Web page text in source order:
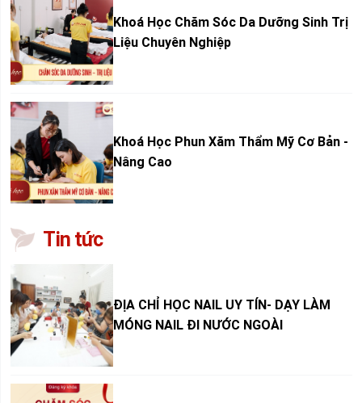
Khoá Học Chăm Sóc Da Dưỡng Sinh Trị
Liệu Chuyên Nghiệp
Khoá Học Phun Xăm Thẩm Mỹ Cơ Bản -
Nâng Cao
Tin tức
ĐỊA CHỈ HỌC NAIL UY TÍN- DẠY LÀM
MÓNG NAIL ĐI NƯỚC NGOÀI